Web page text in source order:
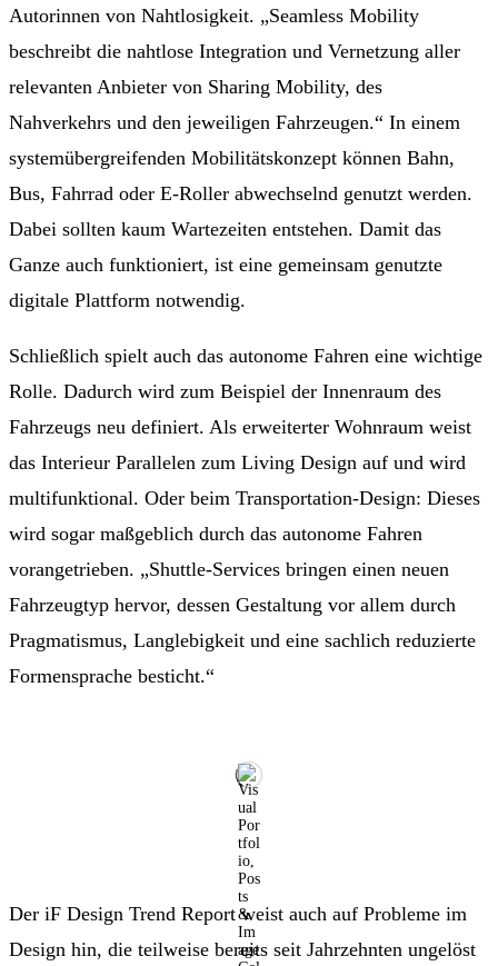
Autorinnen von Nahtlosigkeit. „Seamless Mobility
beschreibt die nahtlose Integration und Vernetzung aller
relevanten Anbieter von Sharing Mobility, des
Nahverkehrs und den jeweiligen Fahrzeugen.“ In einem
systemübergreifenden Mobilitätskonzept können Bahn,
Bus, Fahrrad oder E-Roller abwechselnd genutzt werden.
Dabei sollten kaum Wartezeiten entstehen. Damit das
Ganze auch funktioniert, ist eine gemeinsam genutzte
digitale Plattform notwendig.
Schließlich spielt auch das autonome Fahren eine wichtige
Rolle. Dadurch wird zum Beispiel der Innenraum des
Fahrzeugs neu definiert. Als erweiterter Wohnraum weist
das Interieur Parallelen zum Living Design auf und wird
multifunktional. Oder beim Transportation-Design: Dieses
wird sogar maßgeblich durch das autonome Fahren
vorangetrieben. „Shuttle-Services bringen einen neuen
Fahrzeugtyp hervor, dessen Gestaltung vor allem durch
Pragmatismus, Langlebigkeit und eine sachlich reduzierte
Formensprache besticht.“
Der iF Design Trend Report weist auch auf Probleme im
Design hin, die teilweise bereits seit Jahrzehnten ungelöst